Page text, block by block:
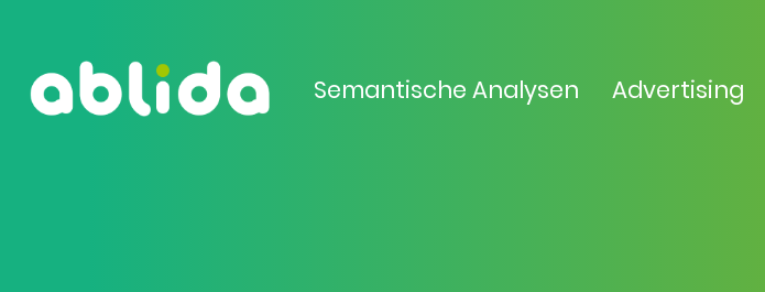
Semantische Analysen Advertising